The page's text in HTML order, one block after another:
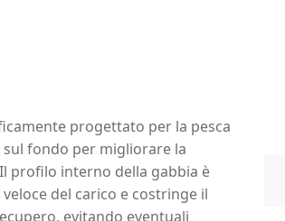
progettato per la pesca
fondo per migliorare la
profilo interno della gabbia è
del carico e costringe il
evitando eventuali